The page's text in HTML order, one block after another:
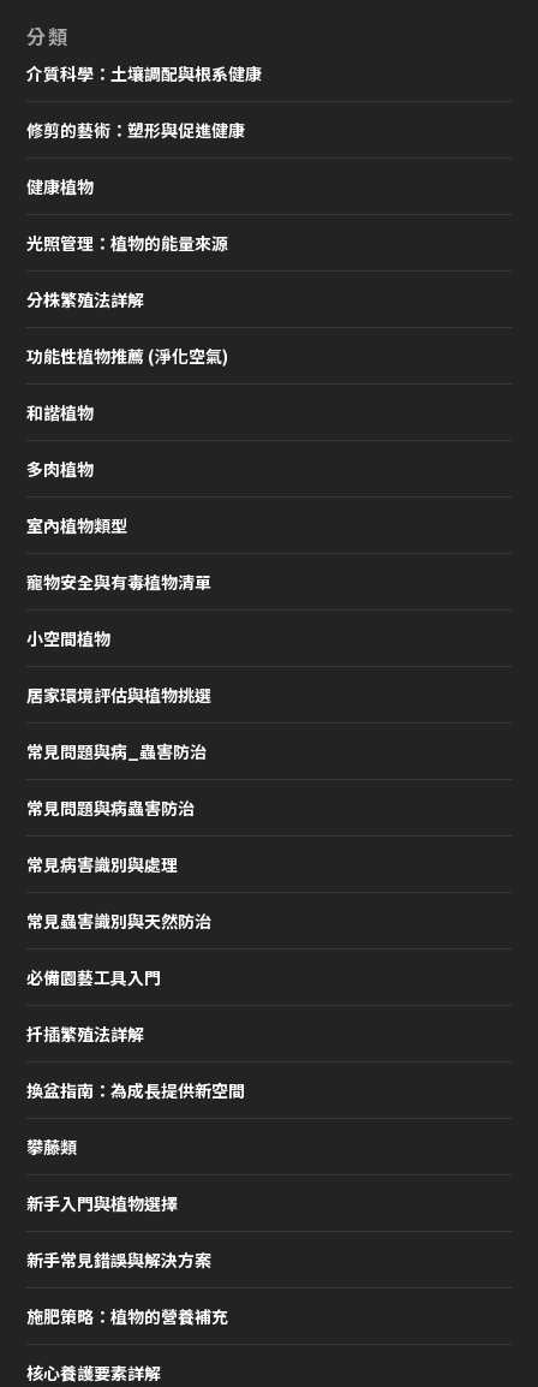
分類
介質科學：土壤調配與根系健康
修剪的藝術：塑形與促進健康
健康植物
光照管理：植物的能量來源
分株繁殖法詳解
功能性植物推薦 (淨化空氣)
和諧植物
多肉植物
室內植物類型
寵物安全與有毒植物清單
小空間植物
居家環境評估與植物挑選
常見問題與病_蟲害防治
常見問題與病蟲害防治
常見病害識別與處理
常見蟲害識別與天然防治
必備園藝工具入門
扦插繁殖法詳解
換盆指南：為成長提供新空間
攀藤類
新手入門與植物選擇
新手常見錯誤與解決方案
施肥策略：植物的營養補充
核心養護要素詳解